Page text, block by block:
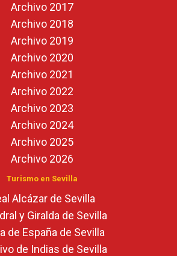
Archivo 2017
Archivo 2018
Archivo 2019
Archivo 2020
Archivo 2021
Archivo 2022
Archivo 2023
Archivo 2024
Archivo 2025
Archivo 2026
Turismo en Sevilla
Alcázar de Sevilla
y Giralda de Sevilla
de España de Sevilla
de Indias de Sevilla